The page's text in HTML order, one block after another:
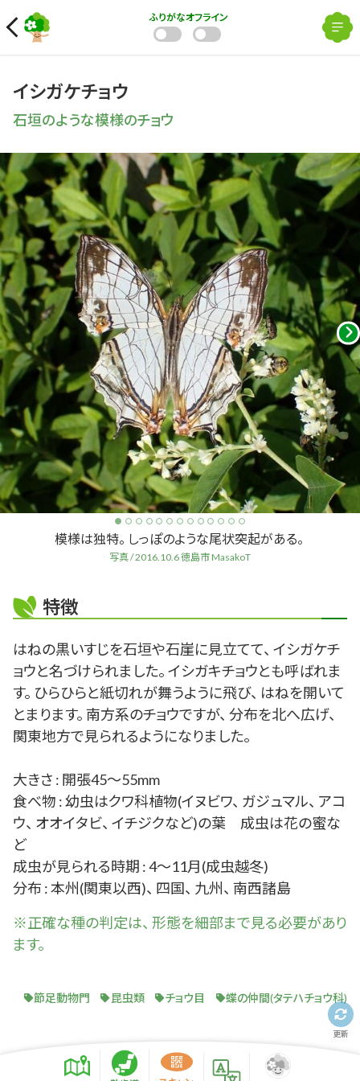
ふりがなオフライン
イシガケチョウ
石垣のような模様のチョウ
模様は独特。 しっぽのような尾状突起がある。
写真 / 2016.10.6 徳島市 MasakoT
特徴
はねの黒いすじを石垣や石崖に見立てて、 イシガケチ
ョウと名づけられました。 イシガキチョウとも呼ばれま
す。 ひらひらと紙切れが舞うように飛び、 はねを開いて
とまります。 南方系のチョウですが、 分布を北へ広げ、
関東地方で見られるようになりました。
大きさ : 開張45～55mm
食べ物 : 幼虫はクワ科植物(イヌビワ、 ガジュマル、 アコ
ウ、 オオイタビ、 イチジクなど)の葉 成虫は花の蜜な
ど
成虫が見られる時期 : 4～11月(成虫越冬)
分布 : 本州(関東以西)、 四国、 九州、 南西諸島
※正確な種の判定は、 形態を細部まで見る必要があり
ます。
節足動物門 昆虫類 チョウ目 蝶の仲間(タテハチョウ科)
更新